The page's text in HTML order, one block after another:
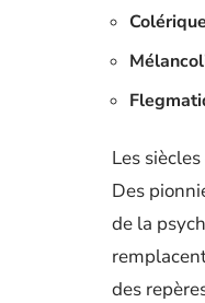
Colérique
Les
Des
de la
des